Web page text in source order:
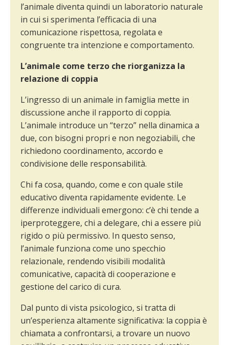
l’animale diventa quindi un laboratorio naturale
in cui si sperimenta l’efficacia di una
comunicazione rispettosa, regolata e
congruente tra intenzione e comportamento.
L’animale come terzo che riorganizza la
relazione di coppia
L’ingresso di un animale in famiglia mette in
discussione anche il rapporto di coppia.
L’animale introduce un “terzo” nella dinamica a
due, con bisogni propri e non negoziabili, che
richiedono coordinamento, accordo e
condivisione delle responsabilità.
Chi fa cosa, quando, come e con quale stile
educativo diventa rapidamente evidente. Le
differenze individuali emergono: c’è chi tende a
iperproteggere, chi a delegare, chi a essere più
rigido o più permissivo. In questo senso,
l’animale funziona come uno specchio
relazionale, rendendo visibili modalità
comunicative, capacità di cooperazione e
gestione del carico di cura.
Dal punto di vista psicologico, si tratta di
un’esperienza altamente significativa: la coppia è
chiamata a confrontarsi, a trovare un nuovo